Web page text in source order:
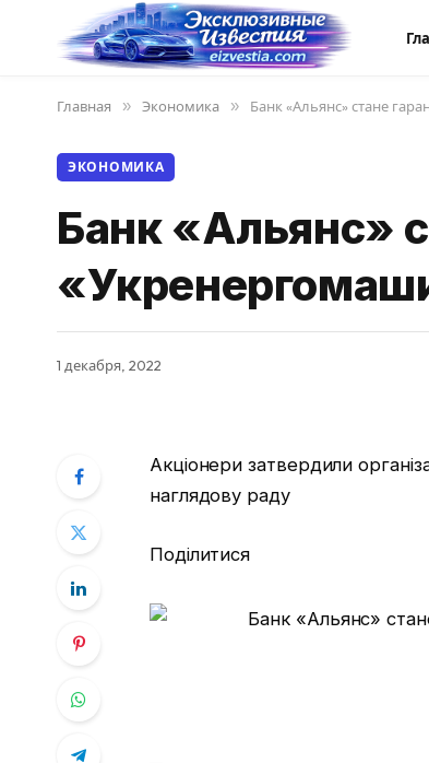
Главная » Экономика » Банк «Альянс» стане
ЭКОНОМИКА
Банк «Альянс»
1 декабря, 2022
Акціонери затвердили
наглядову раду
Поділитися